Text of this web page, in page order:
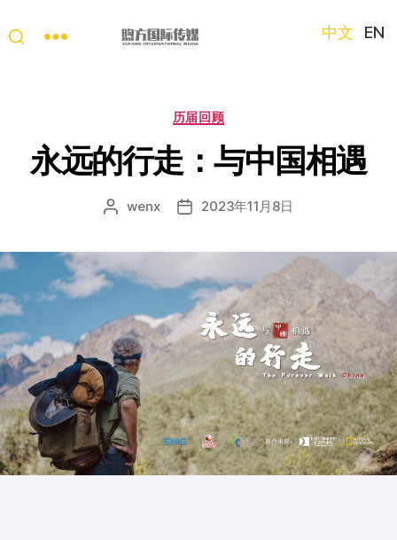
只
眼
看
中
国
短
频
大
赛
中文 EN
分
历届回顾
永远的行走：与中国相遇
文
者
wenx
发 2023年11月8日